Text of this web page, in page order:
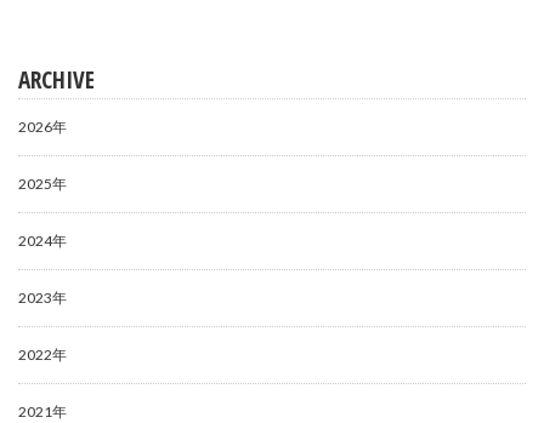
ARCHIVE
2026年
2025年
2024年
2023年
2022年
2021年